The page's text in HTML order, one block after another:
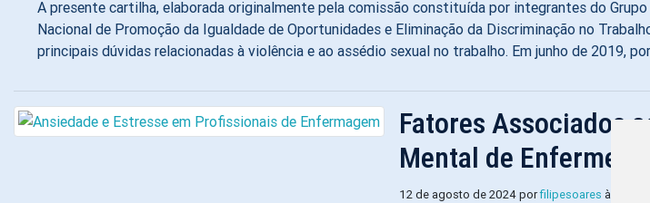
A presente cartilha, elaborada originalmente pela comissão constituída por integrantes do Grupo
Nacional de Promoção da Igualdade de Oportunidades e Eliminação da Discriminação no
principais dúvidas relacionadas à violência e ao assédio sexual no trabalho. Em junho de 2019,
Fatores Associados
Mental de Enfermeiros
12 de agosto de 2024 porfilipesoares às 09:54